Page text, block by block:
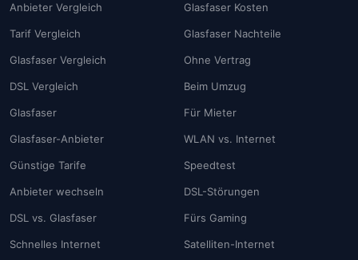
Anbieter Vergleich
Tarif Vergleich
Glasfaser Vergleich
DSL Vergleich
Glasfaser
Glasfaser-Anbieter
Günstige Tarife
Anbieter wechseln
DSL vs. Glasfaser
Schnelles Internet
Glasfaser Kosten
Glasfaser Nachteile
Ohne Vertrag
Beim Umzug
Für Mieter
WLAN vs. Internet
Speedtest
DSL-Störungen
Fürs Gaming
Satelliten-Internet